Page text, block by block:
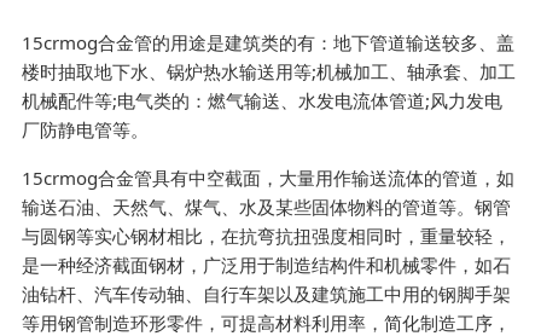
15crmog合金管的用途是建筑类的有：地下管道输送较多、盖
楼时抽取地下水、锅炉热水输送用等;机械加工、轴承套、加工
机械配件等;电气类的：燃气输送、水发电流体管道;风力发电
厂防静电管等。
15crmog合金管具有中空截面，大量用作输送流体的管道，如
输送石油、天然气、煤气、水及某些固体物料的管道等。钢管
与圆钢等实心钢材相比，在抗弯抗扭强度相同时，重量较轻，
是一种经济截面钢材，广泛用于制造结构件和机械零件，如石
油钻杆、汽车传动轴、自行车架以及建筑施工中用的钢脚手架
等用钢管制造环形零件，可提高材料利用率，简化制造工序，